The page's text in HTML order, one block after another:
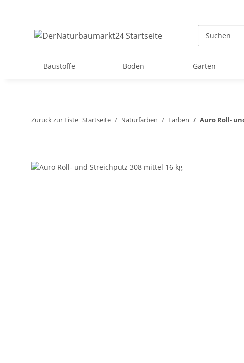
Baustoffe Böden Garten
Zurück zur Liste Startseite Naturfarben Farben Auro Roll-